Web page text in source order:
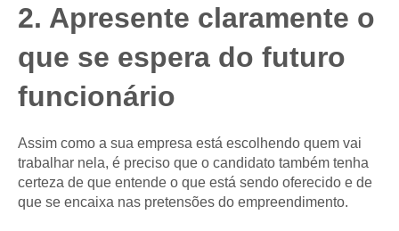
2. Apresente claramente o
que se espera do futuro
funcionário
Assim como a sua empresa está escolhendo quem vai
trabalhar nela, é preciso que o candidato também tenha
certeza de que entende o que está sendo oferecido e de
que se encaixa nas pretensões do empreendimento.